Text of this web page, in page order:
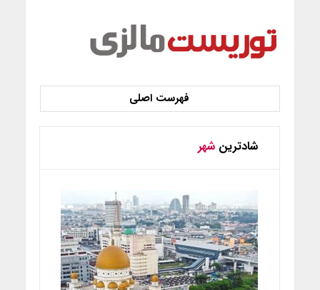
شادترین شهر